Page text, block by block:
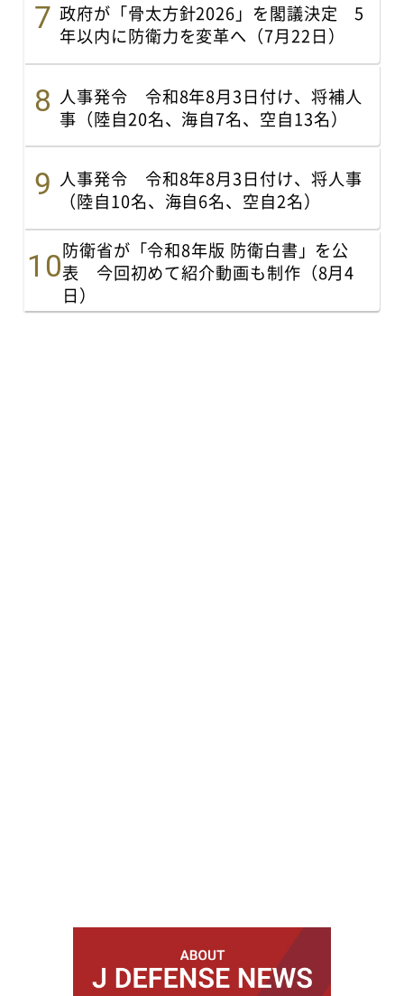
政府が「骨太方針2026」を閣議決定 5
年以内に防衛力を変革へ（7月22日）
人事発令 令和8年8月3日付け、将補人
事（陸自20名、海自7名、空自13名）
人事発令 令和8年8月3日付け、将人事
（陸自10名、海自6名、空自2名）
防衛省が「令和8年版 防衛白書」を公
表 今回初めて紹介動画も制作（8月4
日）